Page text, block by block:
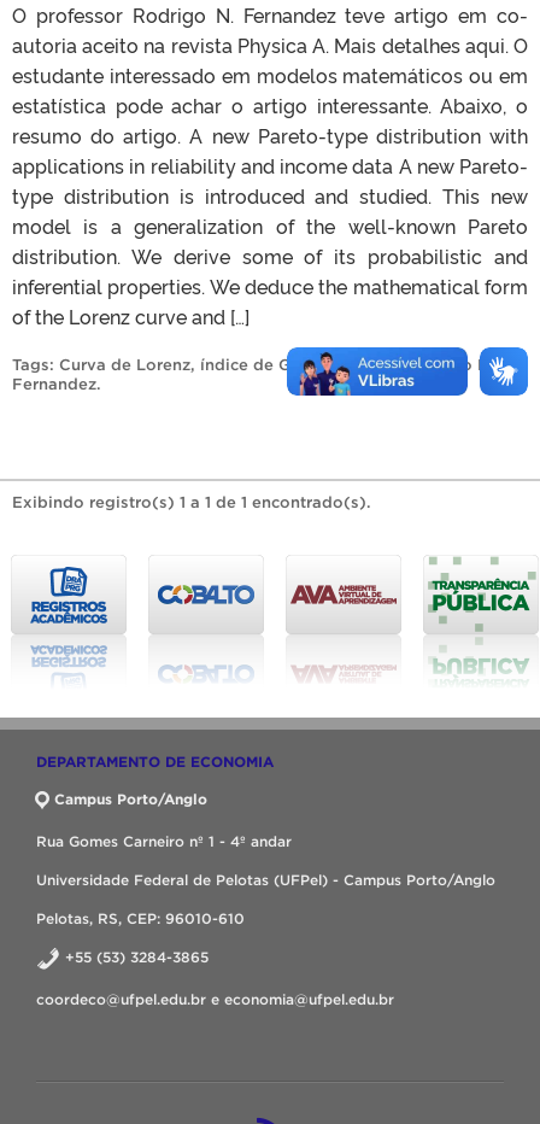
O professor Rodrigo N. Fernandez teve artigo em co-
autoria aceito na revista Physica A. Mais detalhes aqui. O
estudante interessado em modelos matemáticos ou em
estatística pode achar o artigo interessante. Abaixo, o
resumo do artigo. A new Pareto-type distribution with
applications in reliability and income data A new Pareto-
type distribution is introduced and studied. This new
model is a generalization of the well-known Pareto
distribution. We derive some of its probabilistic and
inferential properties. We deduce the mathematical form
of the Lorenz curve and […]
Tags: Curva de Lorenz, índice de Gini,Physica A,Rodrigo N
Fernandez.
Exibindo registro(s) 1 a 1 de 1 encontrado(s).
DEPARTAMENTO DE ECONOMIA
Campus Porto/Anglo
Rua Gomes Carneiro nº 1 - 4º andar
Universidade Federal de Pelotas (UFPel) - Campus Porto/Anglo
Pelotas, RS, CEP: 96010-610
+55 (53) 3284-3865
coordeco@ufpel.edu.br e economia@ufpel.edu.br